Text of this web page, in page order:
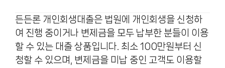
든든론 개인회생대출은 법원에 개인회생을 신청하
여 진행 중이거나 변제금을 모두 납부한 분들이 이용
할 수 있는 대출 상품입니다. 최소 100만원부터 신
청할 수 있으며, 변제금을 미납 중인 고객도 이용할